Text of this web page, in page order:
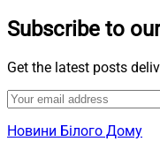
Subscribe to
Get the latest posts
Новини Білого Дому